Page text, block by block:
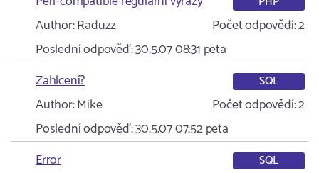
Author:Raduzz Počet odpovědí:2
Poslední odpověď:30.5.07 08:31 peta
Zahlcení?
SQL
Author:Mike Počet odpovědí:2
Poslední odpověď:30.5.07 07:52peta
Error
SQL